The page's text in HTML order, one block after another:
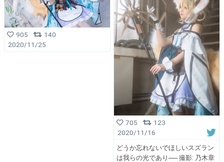
905
140
2020/11/25
705
123
2020/11/16
どうか忘れないでほしいスズラン
は我らの光であり── 撮影: 乃木章